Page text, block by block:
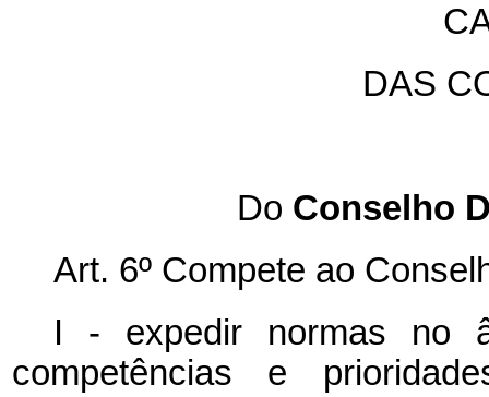
DAS
Do Conselho
Art. 6º Compete ao
I - expedir normas no
competências e